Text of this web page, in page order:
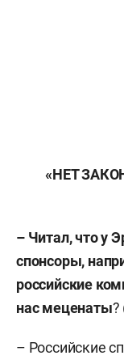
«НЕТ
– Читал, что у
спонсоры,
российские
нас меценаты?
– Российские